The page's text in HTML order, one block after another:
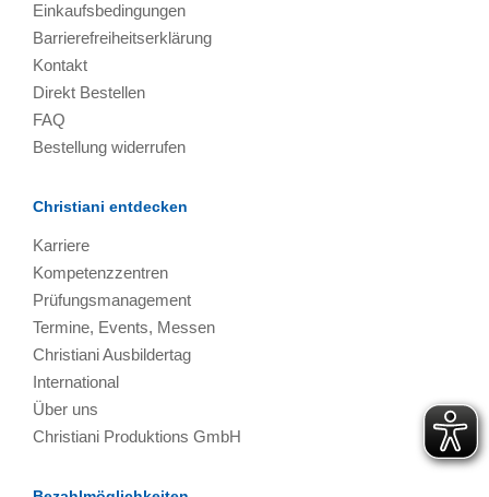
Einkaufsbedingungen
Barrierefreiheitserklärung
Kontakt
Direkt Bestellen
FAQ
Bestellung widerrufen
Christiani entdecken
Karriere
Kompetenzzentren
Prüfungsmanagement
Termine, Events, Messen
Christiani Ausbildertag
International
Über uns
Christiani Produktions GmbH